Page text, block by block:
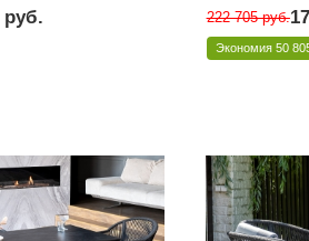
Арт.: KDCB4T1-5-SET
руб.
Под заказ 10
Арт.: VEN-
222 705руб.
Экономия 50